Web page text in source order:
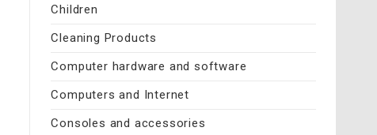
Children
Cleaning Products
Computer hardware and software
Computers and Internet
Consoles and accessories